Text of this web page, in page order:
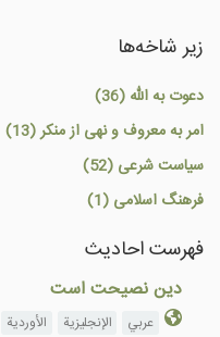
زیر شاخه‌ها
دعوت به الله (36)
امر به معروف و نهى از منكر (13)
سياست شرعى (52)
فرهنگ اسلامى (1)
فهرست احادیث
دین نصیحت است
عربي الإنجليزية الأوردية